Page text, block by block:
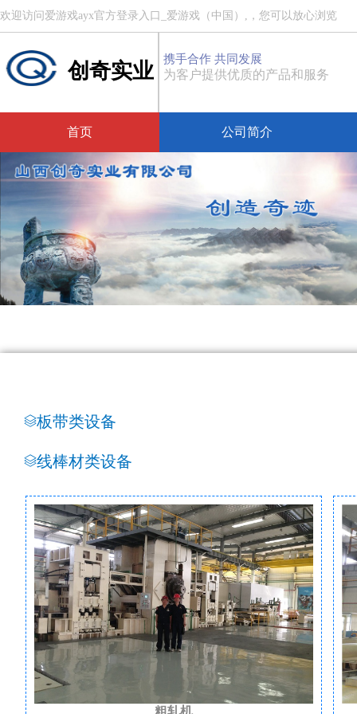
欢迎访问爱游戏ayx官方登录入口_爱游戏（中国）,，您可以放心浏览
创奇实业 携手合作 共同发展
为客户提供优质的产品和服务
首页 公司简介
板带类设备
线棒材类设备
粗轧机